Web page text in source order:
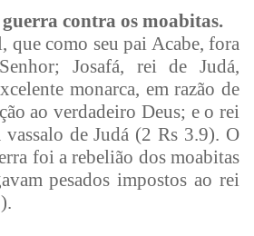
guerra contra os moabitas.
que como seu pai Acabe, fora
Josafá, rei de Judá,
monarca, em razão de
ao verdadeiro Deus; e o rei
de Judá (2 Rs 3.9). O
foi a rebelião dos moabitas
pesados impostos ao rei